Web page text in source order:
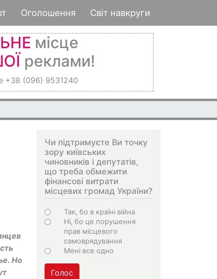
Оголошення Світ навкруги
місце
реклами!
+38 (096) 9531240
Но
Чи підтримуєте Ви точку
зору київських
чиновників і депутатів,
що треба обмежити
фінансові витрати
місцевих громад України?
Choices
Так, бо в країні війна
Ні, бо це порушення
прав місцевого
самоврядування
Мені все одно
Голос